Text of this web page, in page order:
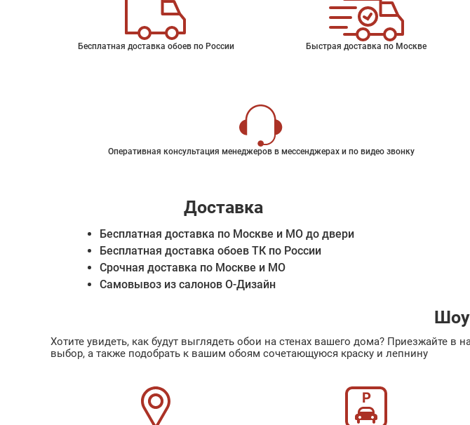
Бесплатная доставка обоев по России Быстрая доставка по Москве
Оперативная консультация менеджеров в мессенджерах и по видео звонку
Доставка
Бесплатная доставка по Москве и МО до двери
Бесплатная доставка обоев ТК по России
Срочная доставка по Москве и МО
Самовывоз из салонов О-Дизайн
Хотите увидеть, как будут выглядеть обои на стенах вашего дома? Приезжайте
выбор, а также подобрать к вашим обоям сочетающуюся краску и лепнину